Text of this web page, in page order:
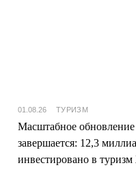
01.08.26 ТУРИЗМ
Масштабное
завершается: 12,3
инвестировано в туризм